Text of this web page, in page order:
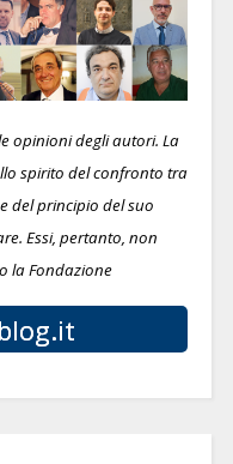
opinioni degli autori. La
spirito del confronto tra
del principio del suo
Essi, pertanto, non
la Fondazione